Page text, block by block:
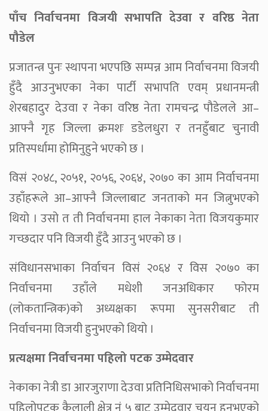
पाँच निर्वाचनमा विजयी सभापति देउवा र वरिष्ठ नेता
पौडेल
प्रजातन्त्र पुनः स्थापना भएपछि सम्पन्न आम निर्वाचनमा विजयी
हुँदै आउनुभएका नेका पार्टी सभापति एवम् प्रधानमन्त्री
शेरबहादुर देउवा र नेका वरिष्ठ नेता रामचन्द्र पौडेलले आ–
आफ्नै गृह जिल्ला क्रमशः डडेलधुरा र तनहुँबाट चुनावी
प्रतिस्पर्धामा होमिनुहुने भएको छ ।
विसं २०४८, २०५१, २०५६, २०६४, २०७० का आम निर्वाचनमा
उहाँहरूले आ–आफ्नै जिल्लाबाट जनताको मन जित्नुभएको
थियो । उसो त ती निर्वाचनमा हाल नेकाका नेता विजयकुमार
गच्छदार पनि विजयी हुँदै आउनु भएको छ ।
संविधानसभाका निर्वाचन विसं २०६४ र विस २०७० का
निर्वाचनमा उहाँले मधेशी जनअधिकार फोरम
(लोकतान्त्रिक)को अध्यक्षका रूपमा सुनसरीबाट ती
निर्वाचनमा विजयी हुनुभएको थियो ।
प्रत्यक्षमा निर्वाचनमा पहिलो पटक उम्मेदवार
नेकाका नेत्री डा आरजुराणा देउवा प्रतिनिधिसभाको निर्वाचनमा